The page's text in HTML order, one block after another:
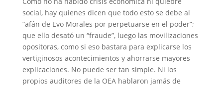
social, hay quienes dicen que todo esto se debe al
“afán de Evo Morales por perpetuarse en el poder”;
que ello desató un “fraude”, luego las movilizaciones
opositoras, como si eso bastara para explicarse los
vertiginosos acontecimientos y ahorrarse mayores
explicaciones. No puede ser tan simple. Ni los
propios auditores de la OEA hablaron jamás de